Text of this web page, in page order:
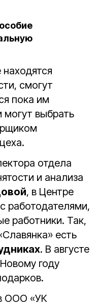
смогут
пока им
выбрать
отдела
и анализа
, в Центре
работодателями,
работники. Так,
есть
. В августе
году
ООО «УК